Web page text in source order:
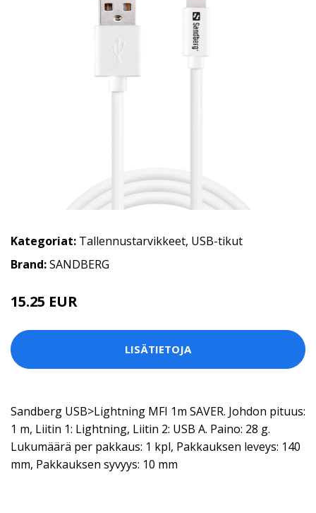
Kategoriat: Tallennustarvikkeet, USB-tikut
Brand:SANDBERG
15.25 EUR
LISÄTIETOJA
Sandberg USB>Lightning MFI 1m SAVER. Johdon pituus:
1 m, Liitin 1: Lightning, Liitin 2: USB A. Paino: 28 g.
Lukumäärä per pakkaus: 1 kpl, Pakkauksen leveys: 140
mm, Pakkauksen syvyys: 10 mm